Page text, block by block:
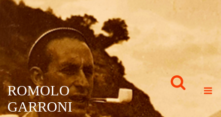
ROMOLO
GARRONI